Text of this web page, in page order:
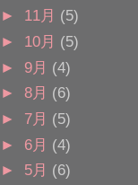
► 11月 (5)
► 10月 (5)
► 9月 (4)
► 8月 (6)
► 7月 (5)
► 6月 (4)
► 5月 (6)